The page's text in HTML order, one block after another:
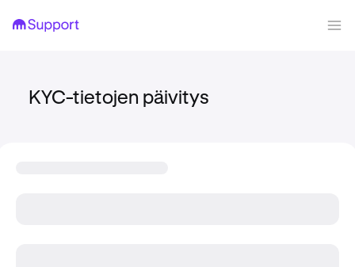
KYC-tietojen päivitys